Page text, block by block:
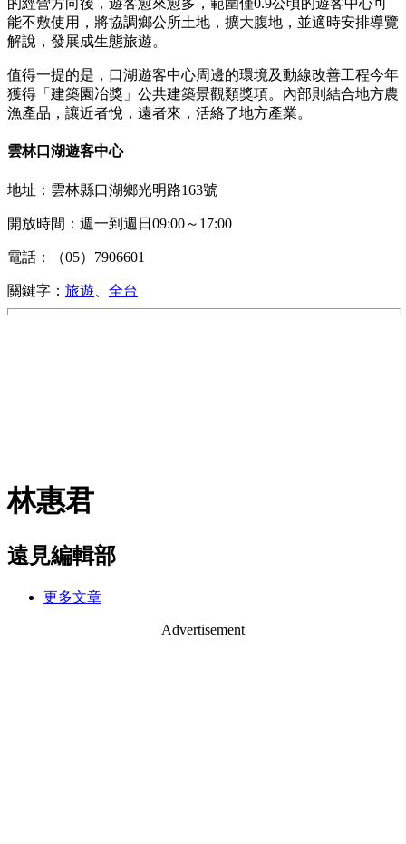
的經營方向後，遊客愈來愈多，範圍僅0.9公頃的遊客中心可
能不敷使用，將協調鄉公所土地，擴大腹地，並適時安排導覽
解說，發展成生態旅遊。
值得一提的是，口湖遊客中心周邊的環境及動線改善工程今年
獲得「建築園冶獎」公共建築景觀類獎項。內部則結合地方農
漁產品，讓近者悅，遠者來，活絡了地方產業。
雲林口湖遊客中心
地址：雲林縣口湖鄉光明路163號
開放時間：週一到週日09:00～17:00
電話：（05）7906601
關鍵字： 旅遊 全台
林惠君
遠見編輯部
更多文章
Advertisement